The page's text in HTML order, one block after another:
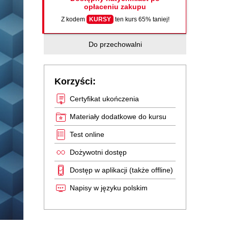
opłaceniu zakupu
Z kodem KURSY ten kurs 65% taniej!
Do przechowalni
Korzyści:
Certyfikat ukończenia
Materiały dodatkowe do kursu
Test online
Dożywotni dostęp
Dostęp w aplikacji (także offline)
Napisy w języku polskim